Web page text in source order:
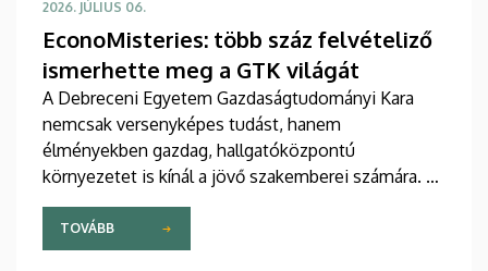
2026. JÚLIUS 06.
EconoMisteries: több száz felvételiző
ismerhette meg a GTK világát
A Debreceni Egyetem Gazdaságtudományi Kara
nemcsak versenyképes tudást, hanem
élményekben gazdag, hallgatóközpontú
környezetet is kínál a jövő szakemberei számára. A
GTK immár ötödik alkalommal rendezte meg
EconoMisteries Nyílt Napját, amelyen a felvételi
előtt álló fiatalok átfogó képet kaphattak a kar
TOVÁBB